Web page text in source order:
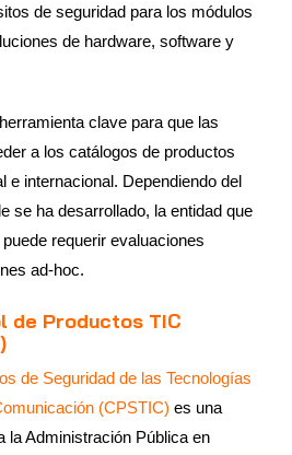
de seguridad para los módulos
de hardware, software y
clave para que las
a los catálogos de productos
e internacional. Dependiendo del
se ha desarrollado, la entidad que
requerir evaluaciones
ad-hoc.
de Productos TIC
de Seguridad de las Tecnologías
(CPSTIC) es una
la Administración Pública en